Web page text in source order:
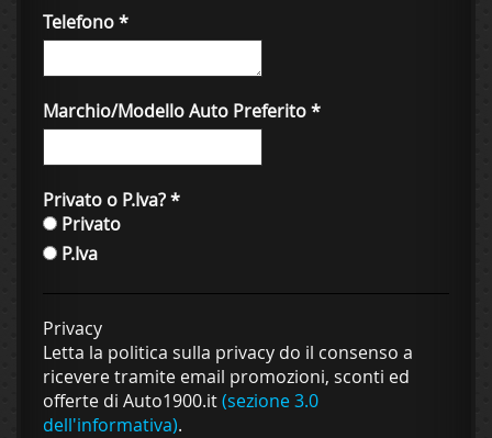
Telefono*
Marchio/Modello Auto Preferito*
Privato o P.Iva?*
Privato
P.Iva
Privacy
Letta la politica sulla privacy do il consenso a
ricevere tramite email promozioni, sconti ed
offerte di Auto1900.it(sezione 3.0
dell'informativa).